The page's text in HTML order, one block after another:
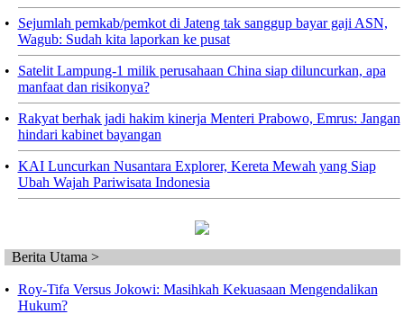
•
Sejumlah pemkab/pemkot di Jateng tak sanggup bayar gaji ASN,
Wagub: Sudah kita laporkan ke pusat
•
Satelit Lampung-1 milik perusahaan China siap diluncurkan, apa
manfaat dan risikonya?
• Rakyat berhak jadi hakim kinerja Menteri Prabowo, Emrus: Jangan
hindari kabinet bayangan
• KAI Luncurkan Nusantara Explorer, Kereta Mewah yang Siap
Ubah Wajah Pariwisata Indonesia
Berita Utama >
• Roy-Tifa Versus Jokowi: Masihkah Kekuasaan Mengendalikan
Hukum?